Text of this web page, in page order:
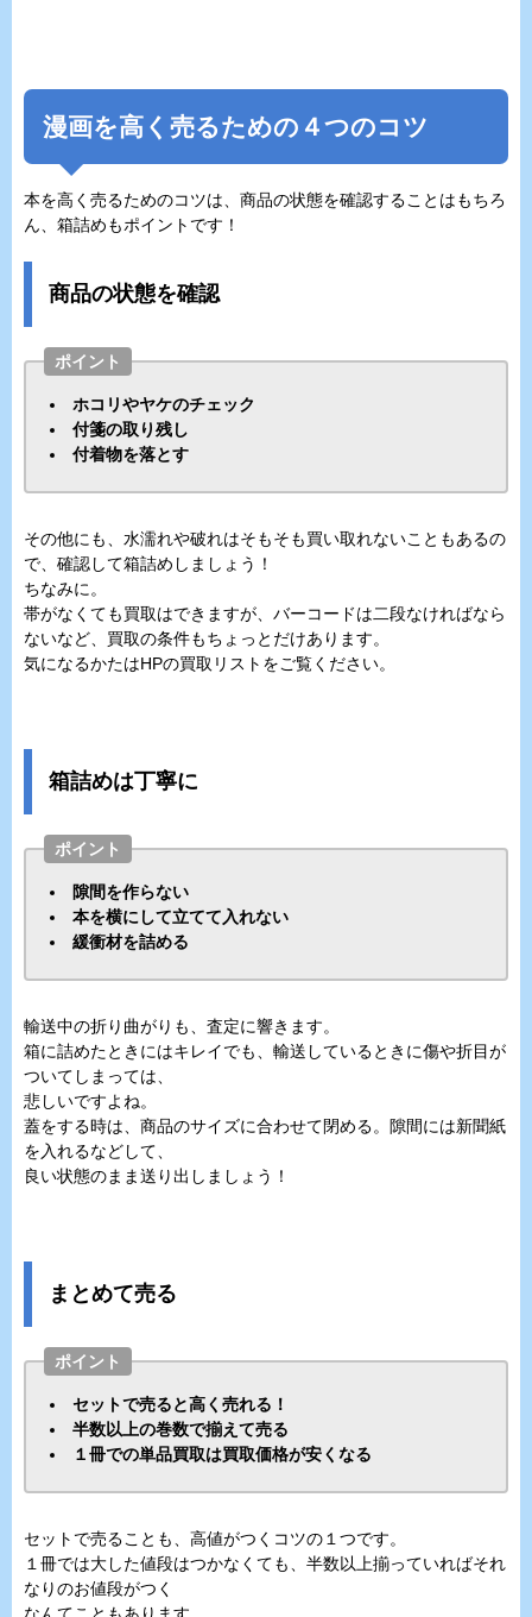
漫画を高く売るための４つのコツ
本を高く売るためのコツは、商品の状態を確認することはもちろ
ん、箱詰めもポイントです！
商品の状態を確認
ポイント
ホコリやヤケのチェック
付箋の取り残し
付着物を落とす
その他にも、水濡れや破れはそもそも買い取れないこともあるの
で、確認して箱詰めしましょう！
ちなみに。
帯がなくても買取はできますが、バーコードは二段なければなら
ないなど、買取の条件もちょっとだけあります。
気になるかたはHPの買取リストをご覧ください。
箱詰めは丁寧に
ポイント
隙間を作らない
本を横にして立てて入れない
緩衝材を詰める
輸送中の折り曲がりも、査定に響きます。
箱に詰めたときにはキレイでも、輸送しているときに傷や折目が
ついてしまっては、
悲しいですよね。
蓋をする時は、商品のサイズに合わせて閉める。隙間には新聞紙
を入れるなどして、
良い状態のまま送り出しましょう！
まとめて売る
ポイント
セットで売ると高く売れる！
半数以上の巻数で揃えて売る
１冊での単品買取は買取価格が安くなる
セットで売ることも、高値がつくコツの１つです。
１冊では大した値段はつかなくても、半数以上揃っていればそれ
なりのお値段がつく
なんてこともあります。